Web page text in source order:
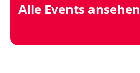
Alle Events ansehen